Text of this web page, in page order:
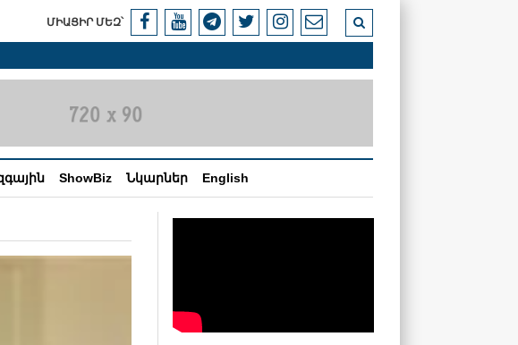
ՄԻԱՑԻՐ ՄԵԶ՝
ShowBiz Նկարներ English